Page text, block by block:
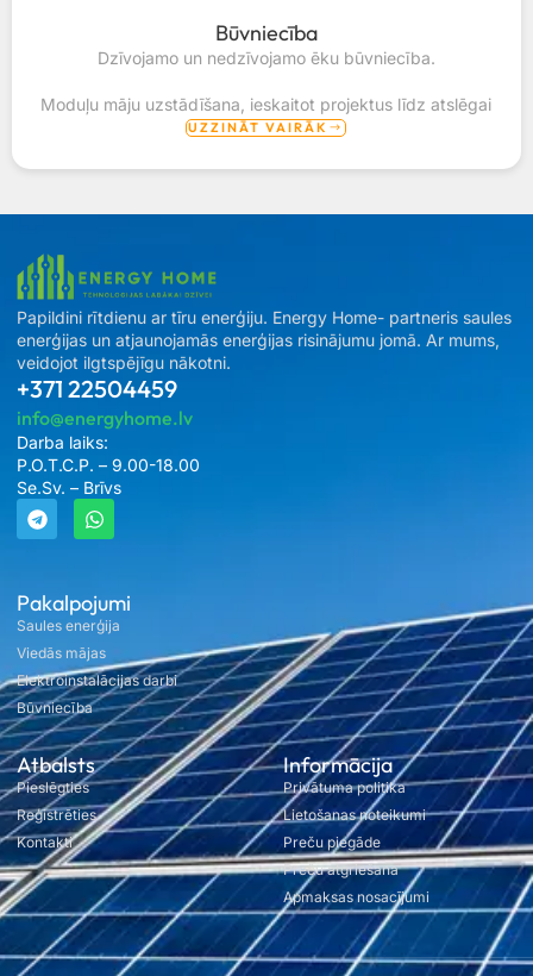
Būvniecība
Dzīvojamo un nedzīvojamo ēku būvniecība.
Moduļu māju uzstādīšana, ieskaitot projektus līdz atslēgai
UZZINĀT VAIRĀK
Pakalpojumi
Saules enerģija
Viedās mājas
Elektroinstalācijas darbi
Būvniecība
Atbalsts
Pieslēgties
Reģistrēties
Kontakti
Informācija
Privātuma politika
Lietošanas noteikumi
Preču piegāde
Preču atgriešana
Apmaksas nosacījumi
Papildini rītdienu ar tīru enerģiju. Energy Home- partneris saules
enerģijas un atjaunojamās enerģijas risinājumu jomā. Ar mums,
veidojot ilgtspējīgu nākotni.
+371 22504459
info@energyhome.lv
Darba laiks:
P.O.T.C.P. – 9.00-18.00
Se.Sv. – Brīvs